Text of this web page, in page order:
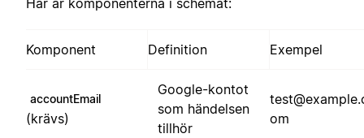
Komponent Definition Exempel
accountEmail
(krävs)
Google-kontot
som händelsen
tillhör
om